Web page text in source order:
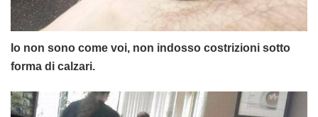
Io non sono come voi, non indosso costrizioni sotto
forma di calzari.